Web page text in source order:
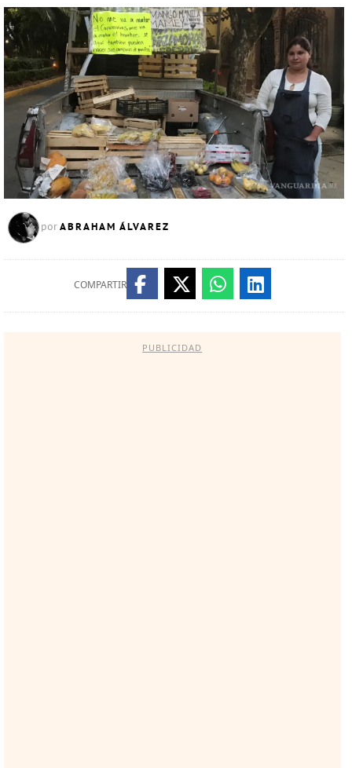
por ABRAHAM ÁLVAREZ
COMPARTIR
PUBLICIDAD